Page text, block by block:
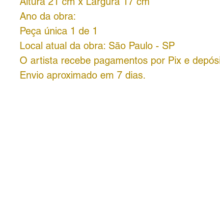
Ano da obra:
Peça única 1 de 1
Local atual da obra: São Paulo - SP
O artista recebe pagamentos por Pix e
Envio aproximado em 7 dias.